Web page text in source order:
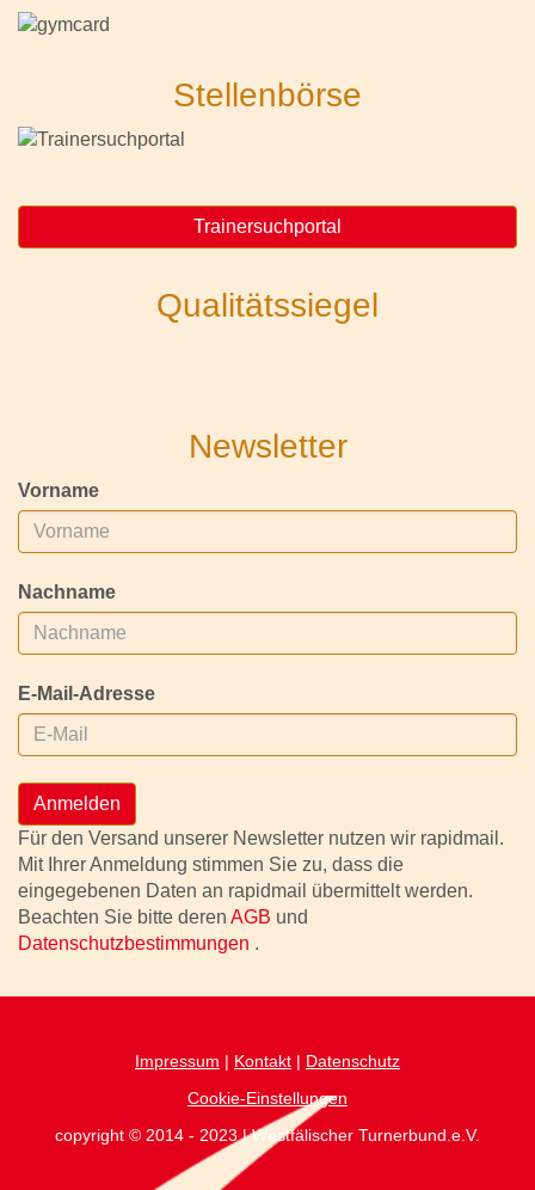
Stellenbörse
Trainersuchportal
Qualitätssiegel
Newsletter
Vorname
Nachname
E-Mail-Adresse
Anmelden
Für den Versand unserer Newsletter nutzen wir rapidmail.
Mit Ihrer Anmeldung stimmen Sie zu, dass die
eingegebenen Daten an rapidmail übermittelt werden.
Beachten Sie bitte deren AGB und
Datenschutzbestimmungen .
Impressum | Kontakt | Datenschutz
Cookie-Einstellungen
copyright © 2014 - 2023 | Westfälischer Turnerbund.e.V.